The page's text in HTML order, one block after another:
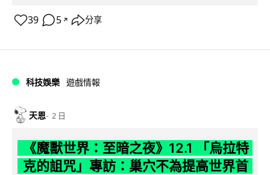
39 5 ↗ 分享
科技娛樂 遊戲情報
天恩 2 日
《魔獸世界：至暗之夜》12.1 「烏拉特
克的詛咒」專訪：巢穴不為提高世界首